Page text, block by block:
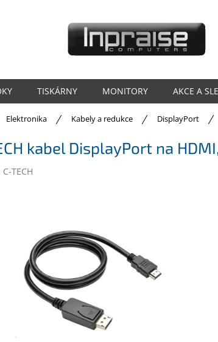
TISKÁRNY MONITORY AKCE A
Elektronika Kabely a redukce DisplayPort
kabel DisplayPort na
C-TECH